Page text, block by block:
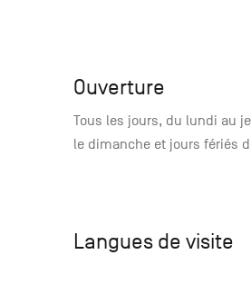
Ouverture
Tous les jours, du lundi au
le dimanche et jours fériés
Langues de visite